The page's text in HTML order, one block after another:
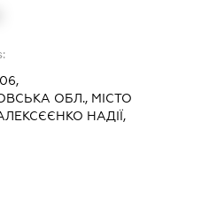
ОБЛ., МІСТО
НАДІЇ,